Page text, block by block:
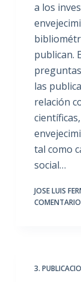
a los
publican.
las
relación
tal como
social…
JOSE LUIS
COMENTARIO
3.